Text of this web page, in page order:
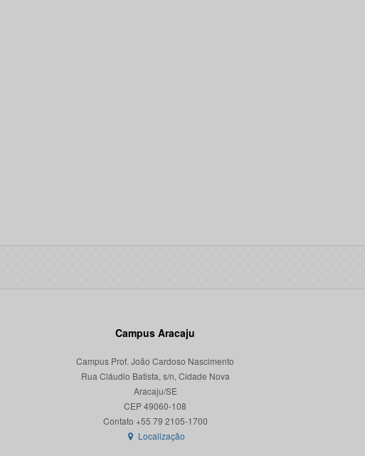
Campus Aracaju
Campus Prof. João Cardoso Nascimento
Rua Cláudio Batista, s/n, Cidade Nova
Aracaju/SE
CEP 49060-108
Localização